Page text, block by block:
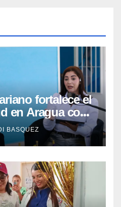
fortalece el
en Aragua con
del CDI La
BASQUEZ